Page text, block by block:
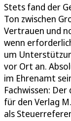
Stets fand der
Ton zwischen
Vertrauen und
wenn
um
vor Ort an.
im Ehrenamt
Fachwissen:
für den Verlag
als